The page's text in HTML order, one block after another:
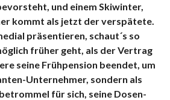
und einem Skiwinter,
kommt als jetzt der verspätete.
präsentieren, schaut´s so
früher geht, als der Vertrag
seine Frühpension beendet, um
Unternehmer, sondern als
für sich, seine Dosen-